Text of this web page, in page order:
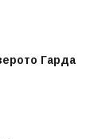
Гарда